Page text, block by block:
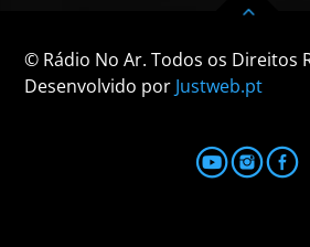
© Rádio No Ar. Todos os Direitos
Desenvolvido por Justweb.pt